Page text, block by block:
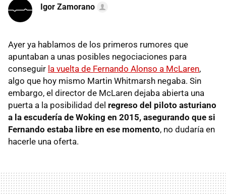
Igor Zamorano
Ayer ya hablamos de los primeros rumores que
apuntaban a unas posibles negociaciones para
conseguir la vuelta de Fernando Alonso a McLaren,
algo que hoy mismo Martin Whitmarsh negaba. Sin
embargo, el director de McLaren dejaba abierta una
puerta a la posibilidad del regreso del piloto asturiano
a la escudería de Woking en 2015, asegurando que si
Fernando estaba libre en ese momento, no dudaría en
hacerle una oferta.